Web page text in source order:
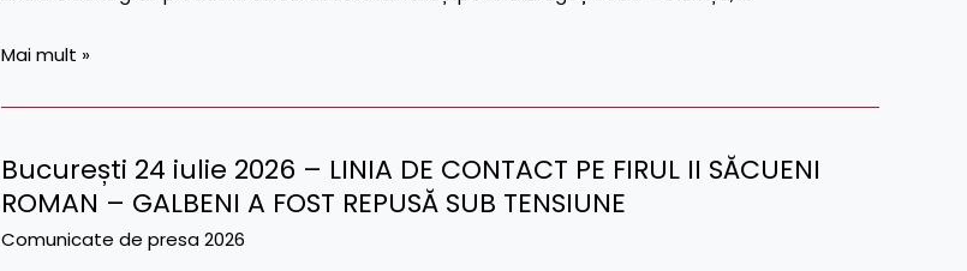
PE
LINIA
VODĂ
–
CIULNIȚA
Mai mult »
București 24 iulie 2026 – LINIA DE CONTACT PE FIRUL II SĂCUENI
ROMAN – GALBENI A FOST REPUSĂ SUB TENSIUNE
Comunicate de presa 2026
București
24
iulie